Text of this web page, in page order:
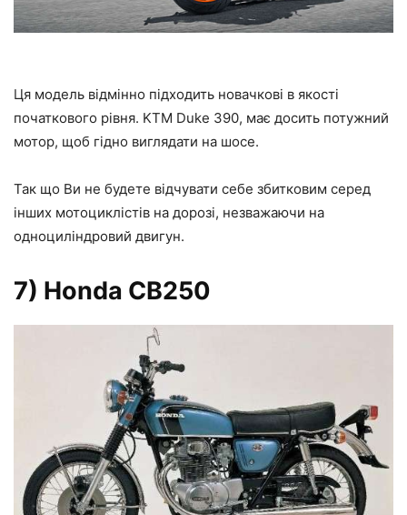
Ця модель відмінно підходить новачкові в якості
початкового рівня. KTM Duke 390, має досить потужний
мотор, щоб гідно виглядати на шосе.
Так що Ви не будете відчувати себе збитковим серед
інших мотоциклістів на дорозі, незважаючи на
одноциліндровий двигун.
7) Honda CB250